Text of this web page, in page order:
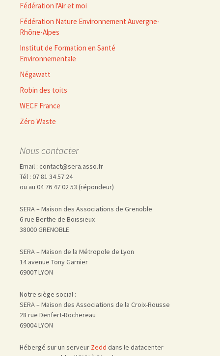
Fédération l'Air et moi
Fédération Nature Environnement Auvergne-
Rhône-Alpes
Institut de Formation en Santé
Environnementale
Négawatt
Robin des toits
WECF France
Zéro Waste
Nous contacter
Email : contact@sera.asso.fr
Tél : 07 81 34 57 24
ou au 04 76 47 02 53 (répondeur)
SERA – Maison des Associations de Grenoble
6 rue Berthe de Boissieux
38000 GRENOBLE
SERA – Maison de la Métropole de Lyon
14 avenue Tony Garnier
69007 LYON
Notre siège social :
SERA – Maison des Associations de la Croix-Rousse
28 rue Denfert-Rochereau
69004 LYON
Hébergé sur un serveur Zedd dans le datacenter